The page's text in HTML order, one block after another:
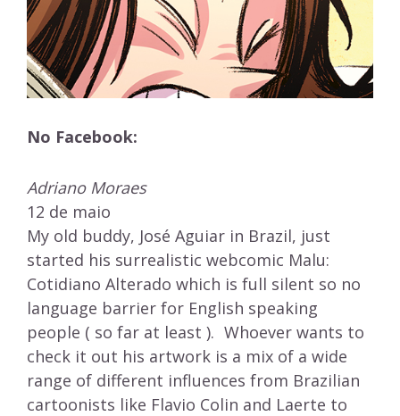
No Facebook:
Adriano Moraes
12 de maio
My old buddy, José Aguiar in Brazil, just
started his surrealistic webcomic Malu:
Cotidiano Alterado which is full silent so no
language barrier for English speaking
people ( so far at least ). Whoever wants to
check it out his artwork is a mix of a wide
range of different influences from Brazilian
cartoonists like Flavio Colin and Laerte to